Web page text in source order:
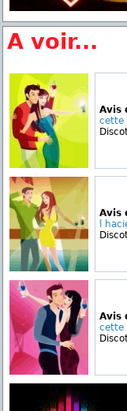
A voir...
Avis
cette
Avis
l
Avis
cette